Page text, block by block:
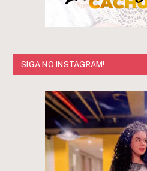
SIGA NO INSTAGRAM!